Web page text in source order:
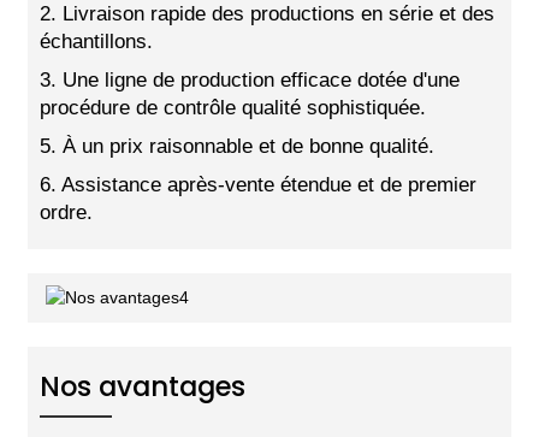
2. Livraison rapide des productions en série et des
échantillons.
3. Une ligne de production efficace dotée d'une
procédure de contrôle qualité sophistiquée.
5. À un prix raisonnable et de bonne qualité.
6. Assistance après-vente étendue et de premier
ordre.
Nos avantages